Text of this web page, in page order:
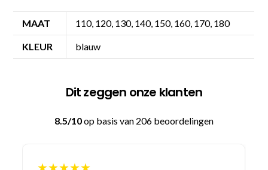
MAAT 110, 120, 130, 140, 150, 160, 170, 180
KLEUR blauw
Dit zeggen onze klanten
8.5/10op basis van 206 beoordelingen
★★★★★